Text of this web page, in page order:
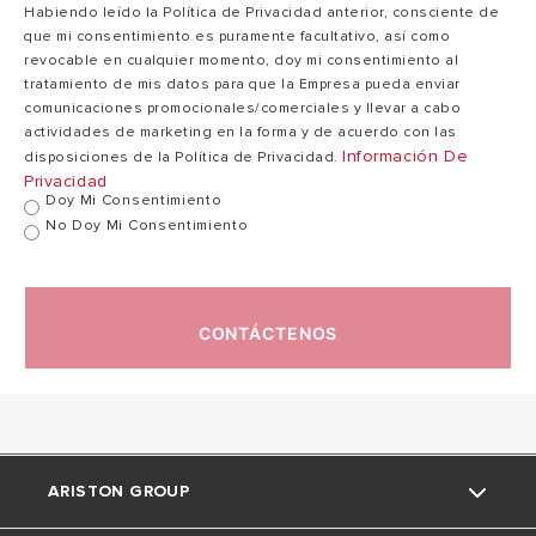
Habiendo leído la Política de Privacidad anterior, consciente de
que mi consentimiento es puramente facultativo, así como
revocable en cualquier momento, doy mi consentimiento al
tratamiento de mis datos para que la Empresa pueda enviar
comunicaciones promocionales/comerciales y llevar a cabo
actividades de marketing en la forma y de acuerdo con las
disposiciones de la Política de Privacidad. Información De
Privacidad
Doy Mi Consentimiento
No Doy Mi Consentimiento
CONTÁCTENOS
ARISTON GROUP